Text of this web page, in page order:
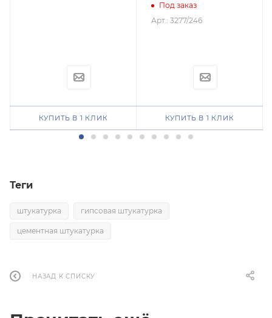
КУПИТЬ В 1 КЛИК
Под заказ
Арт.: 3277/246
КУПИТЬ В 1 КЛИК
Теги
штукатурка гипсовая штукатурка
цементная штукатурка
НАЗАД К СПИСКУ